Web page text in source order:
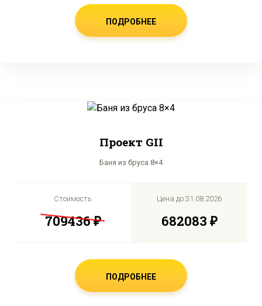
ПОДРОБНЕЕ
Проект GII
Баня из бруса 8×4
Стоимость
709436 ₽
Цена до 31.08.2026
682083 ₽
ПОДРОБНЕЕ